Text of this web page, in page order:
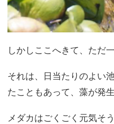
しかしここへきて、ただ
それは、日当たりのよい
たこともあって、藻が発
メダカはごくごく元気そ